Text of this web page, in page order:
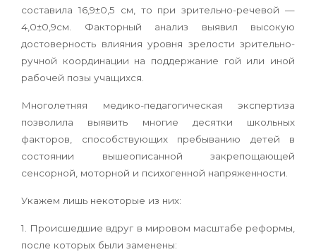
составила 16,9±0,5 см, то при зрительно-речевой —
4,0±0,9см. Факторный анализ выявил высокую
достоверность влияния уровня зрелости зрительно-
ручной координации на поддержание гой или иной
рабочей позы учащихся.
Многолетняя медико-педагогическая экспертиза
позволила выявить многие десятки школьных
факторов, способствующих пребыванию детей в
состоянии вышеописанной закрепощающей
сенсорной, моторной и психогенной напряженности.
Укажем лишь некоторые из них:
1. Происшедшие вдруг в мировом масштабе реформы,
после которых были заменены: